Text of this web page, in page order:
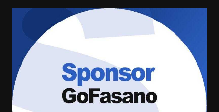
6
Cura dei beni comuni e
cittadinanza attiva: online
l’avviso per la gestione
Laureto
6 Agosto 2026 06:20
La magia del Minareto e la prima
assoluta de “L’Albergo
Belvedere. Il rapimento”